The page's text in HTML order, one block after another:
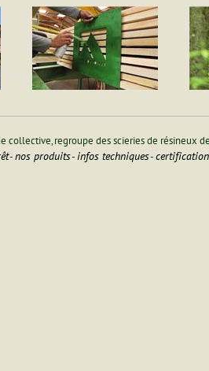
collective, regroupe des scieries de résineux
-nos produits-infos techniques-